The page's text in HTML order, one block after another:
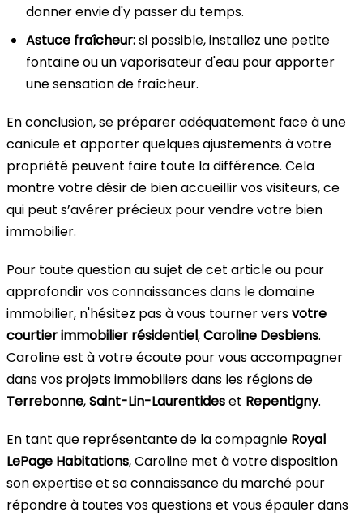
donner envie d'y passer du temps.
Astuce fraîcheur:si possible, installez une petite
fontaine ou un vaporisateur d'eau pour apporter
une sensation de fraîcheur.
En conclusion, se préparer adéquatement face à une
canicule et apporter quelques ajustements à votre
propriété peuvent faire toute la différence. Cela
montre votre désir de bien accueillir vos visiteurs, ce
qui peut s’avérer précieux pour vendre votre bien
immobilier.
Pour toute question au sujet de cet article ou pour
approfondir vos connaissances dans le domaine
immobilier, n'hésitez pas à vous tourner versvotre
courtier immobilier résidentiel,Caroline Desbiens.
Caroline est à votre écoute pour vous accompagner
dans vos projets immobiliers dans les régions de
Terrebonne,Saint-Lin-Laurentideset Repentigny.
En tant que représentante de la compagnie Royal
LePage Habitations, Caroline met à votre disposition
son expertise et sa connaissance du marché pour
répondre à toutes vos questions et vous épauler dans